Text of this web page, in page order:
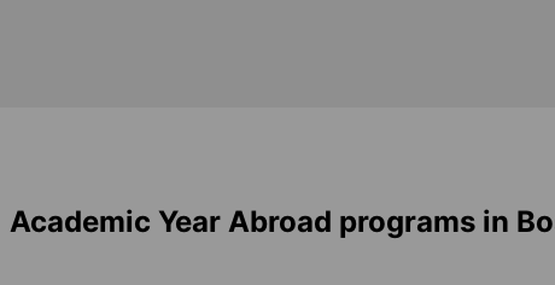
Academic Year Abroad programs in